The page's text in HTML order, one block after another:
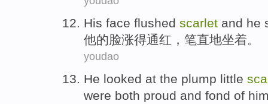
His face flushed scarlet and he
他的脸涨得通红，笔直地坐着。
youdao
He looked at the plump little
were both proud and fond of